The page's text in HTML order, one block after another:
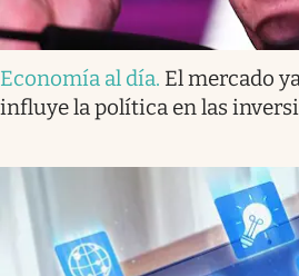
Economía al día. El mercado
influye la política en las